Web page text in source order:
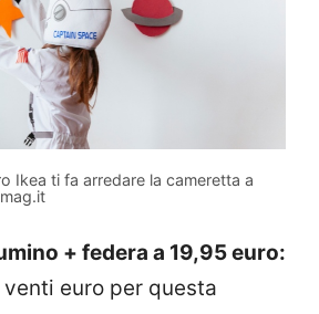
Ikea ti fa arredare la cameretta a
+ federa a 19,95 euro:
euro per questa